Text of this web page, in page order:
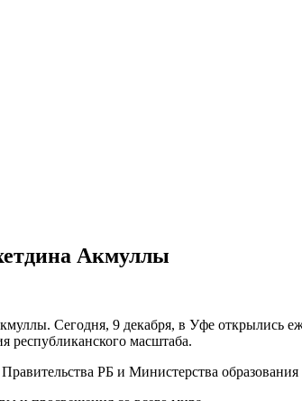
Акмуллы
Сегодня, 9 декабря, в Уфе
республиканского масштаба.
РБ и Министерства образования